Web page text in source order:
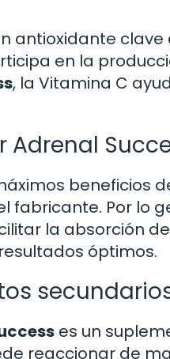
antioxidante
en la
, la Vitamina C
Adrenal
beneficios
fabricante. Por lo
la absorción
óptimos.
es un
reaccionar de